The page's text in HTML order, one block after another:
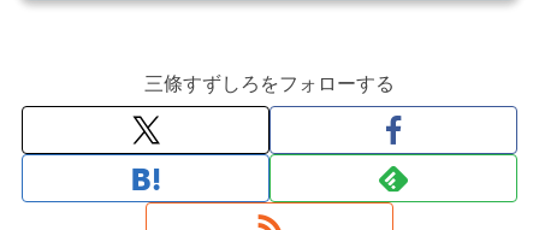
三條すずしろをフォローする